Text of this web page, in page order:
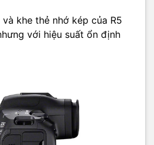
khe thẻ nhớ kép của R5
với hiệu suất ổn định